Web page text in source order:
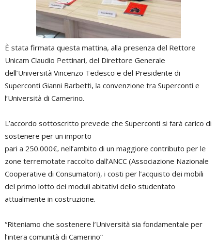
È stata firmata questa mattina, alla presenza del Rettore
Unicam Claudio Pettinari, del Direttore Generale
dell’Università Vincenzo Tedesco e del Presidente di
Superconti Gianni Barbetti, la convenzione tra Superconti e
l’Università di Camerino.
L’accordo sottoscritto prevede che Superconti si farà carico di
sostenere per un importo
pari a 250.000€, nell’ambito di un maggiore contributo per le
zone terremotate raccolto dall’ANCC (Associazione Nazionale
Cooperative di Consumatori), i costi per l’acquisto dei mobili
del primo lotto dei moduli abitativi dello studentato
attualmente in costruzione.
“Riteniamo che sostenere l’Università sia fondamentale per
l’intera comunità di Camerino”